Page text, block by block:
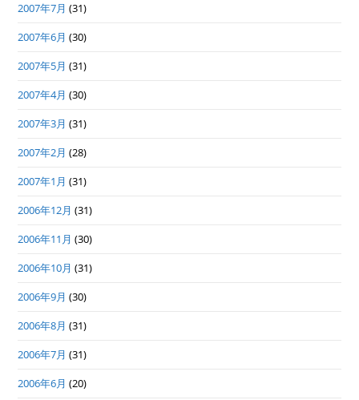
2007年7月 (31)
2007年6月 (30)
2007年5月 (31)
2007年4月 (30)
2007年3月 (31)
2007年2月 (28)
2007年1月 (31)
2006年12月 (31)
2006年11月 (30)
2006年10月 (31)
2006年9月 (30)
2006年8月 (31)
2006年7月 (31)
2006年6月 (20)